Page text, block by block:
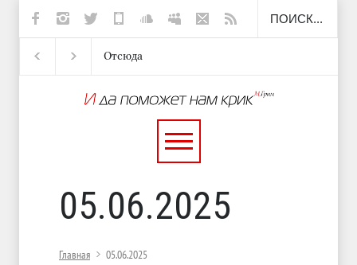
Отсюда
05.06.2025
Главная 05.06.2025